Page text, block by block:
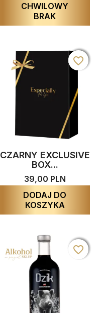
CHWILOWY
BRAK
CZARNY EXCLUSIVE
BOX...
39,00 PLN
DODAJ DO
KOSZYKA
favorite_border
favorite_border
favorite_border
favorite_border
favorite_border
favorite_border